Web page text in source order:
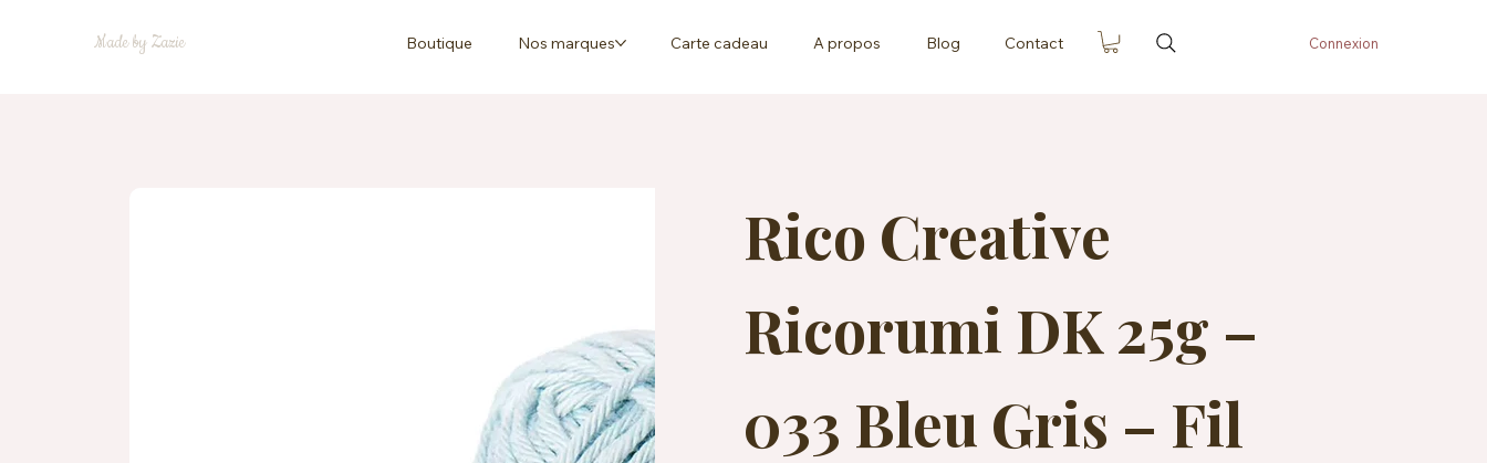
Made by Zazie Boutique Nos marques Carte cadeau A propos Blog Contact Connexion
Rico Creative
Ricorumi DK 25g –
033 Bleu Gris – Fil